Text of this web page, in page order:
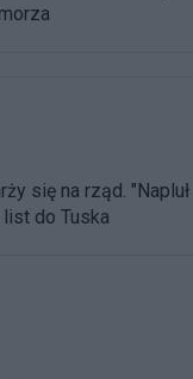
się na rząd.
do Tuska